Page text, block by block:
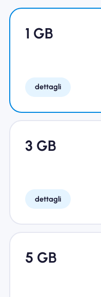
Per affari
1 GB
dettagli
3 GB
dettagli
5 GB